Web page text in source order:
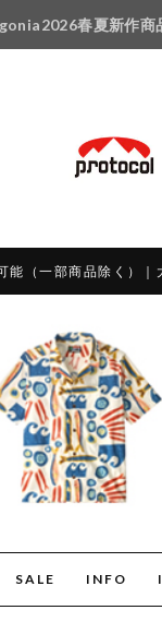
春夏新作商
能（一部商品除く）
SALE INFO